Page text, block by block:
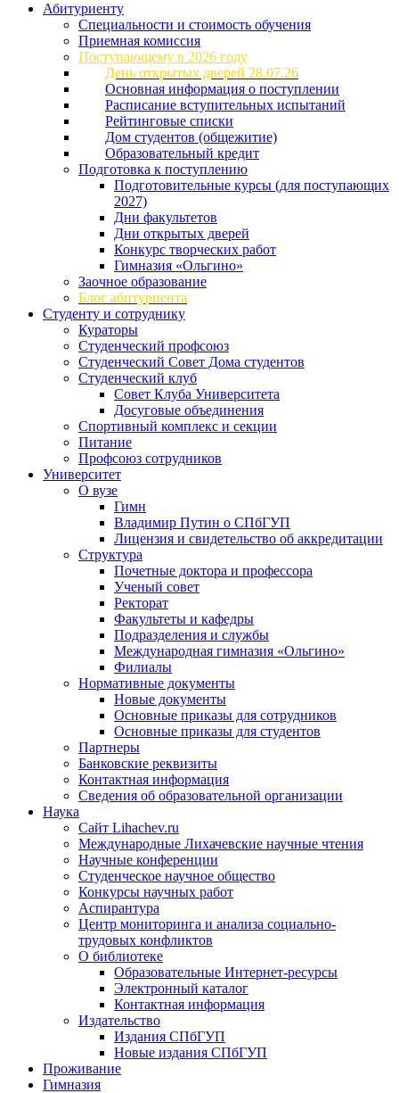
Абитуриенту
Специальности и стоимость обучения
Приемная комиссия
Поступающему в 2026 году
День открытых дверей 28.07.26
Основная информация о поступлении
Расписание вступительных испытаний
Рейтинговые списки
Дом студентов (общежитие)
Образовательный кредит
Подготовка к поступлению
Подготовительные курсы (для поступающих
2027)
Дни факультетов
Дни открытых дверей
Конкурс творческих работ
Гимназия «Ольгино»
Заочное образование
Блог абитуриента
Студенту и сотруднику
Кураторы
Студенческий профсоюз
Студенческий Совет Дома студентов
Студенческий клуб
Совет Клуба Университета
Досуговые объединения
Спортивный комплекс и секции
Питание
Профсоюз сотрудников
Университет
О вузе
Гимн
Владимир Путин о СПбГУП
Лицензия и свидетельство об аккредитации
Структура
Почетные доктора и профессора
Ученый совет
Ректорат
Факультеты и кафедры
Подразделения и службы
Международная гимназия «Ольгино»
Филиалы
Нормативные документы
Новые документы
Основные приказы для сотрудников
Основные приказы для студентов
Партнеры
Банковские реквизиты
Контактная информация
Сведения об образовательной организации
Наука
Сайт Lihachev.ru
Международные Лихачевские научные чтения
Научные конференции
Студенческое научное общество
Конкурсы научных работ
Аспирантура
Центр мониторинга и анализа социально-
трудовых конфликтов
О библиотеке
Образовательные Интернет-ресурсы
Электронный каталог
Контактная информация
Издательство
Издания СПбГУП
Новые издания СПбГУП
Проживание
Гимназия